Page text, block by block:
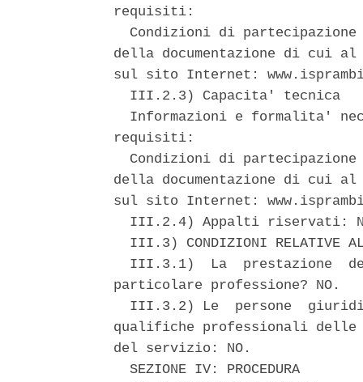
requisiti:
Condizioni di
della documentazione di cui
sul sito Internet:
  III.2.3) Capacita' tecnica
Informazioni e formalita'
requisiti:
Condizioni di
della documentazione di cui
sul sito Internet:
III.2.4) Appalti riservati:
III.3) CONDIZIONI RELATIVE
III.3.1)  La  prestazione
particolare professione? NO.
III.3.2) Le  persone
qualifiche professionali delle
del servizio: NO.
  SEZIONE IV: PROCEDURA